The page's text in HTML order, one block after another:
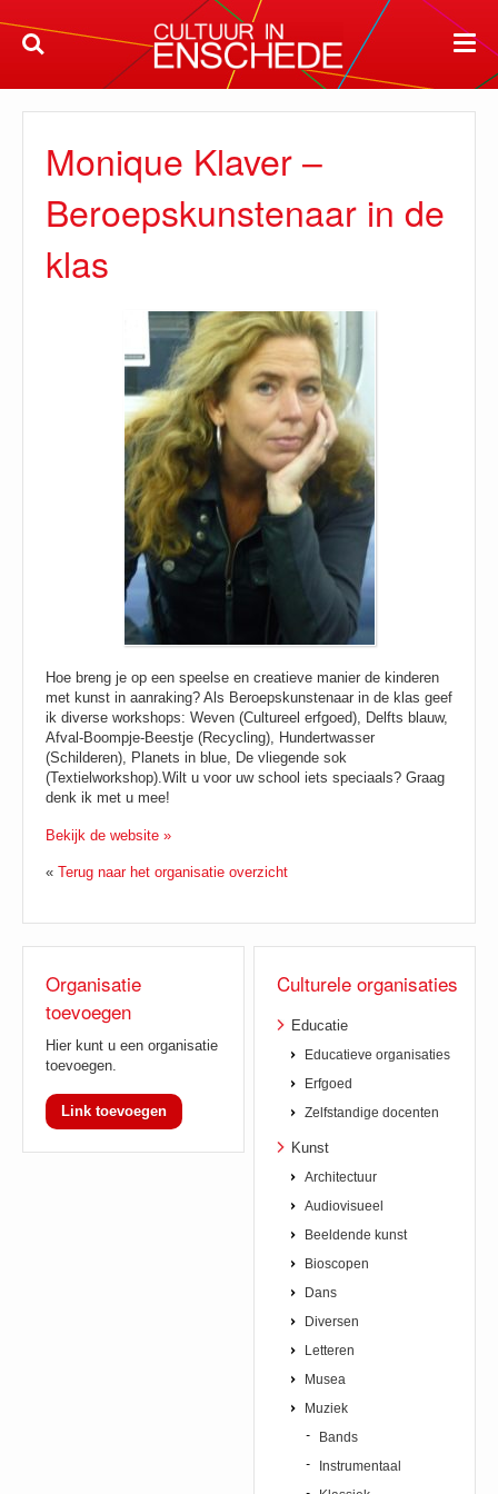
Monique Klaver –
Beroepskunstenaar in de
klas
Hoe breng je op een speelse en creatieve manier de kinderen
met kunst in aanraking? Als Beroepskunstenaar in de klas geef
ik diverse workshops: Weven (Cultureel erfgoed), Delfts blauw,
Afval-Boompje-Beestje (Recycling), Hundertwasser
(Schilderen), Planets in blue, De vliegende sok
(Textielworkshop).Wilt u voor uw school iets speciaals? Graag
denk ik met u mee!
Bekijk de website »
« Terug naar het organisatie overzicht
Organisatie
toevoegen
Hier kunt u een organisatie
toevoegen.
Link toevoegen
Culturele organisaties
Educatie
Educatieve organisaties
Erfgoed
Zelfstandige docenten
Kunst
Architectuur
Audiovisueel
Beeldende kunst
Bioscopen
Dans
Diversen
Letteren
Musea
Muziek
Bands
Instrumentaal